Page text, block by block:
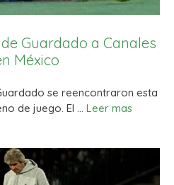
Guardado a Canales
México
se reencontraron esta
de juego. El … Leer mas